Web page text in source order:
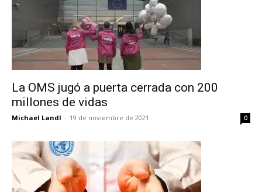
La OMS jugó a puerta cerrada con 200
millones de vidas
Michael Landl - 19 de noviembre de 2021 0